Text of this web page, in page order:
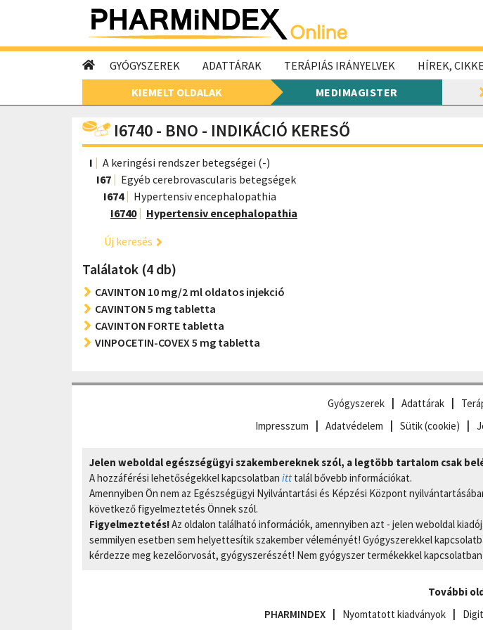
GYÓGYSZEREK ADATTÁRAK TERÁPIÁS IRÁNYELVEK HÍREK,
KIEMELT OLDALAK
MEDIMAGISTER
I6740 - BNO - INDIKÁCIÓ KERESŐ
I
A keringési rendszer betegségei (-)
I67
Egyéb cerebrovascularis betegségek
I674
Hypertensiv encephalopathia
I6740
Hypertensiv encephalopathia
Új keresés
Találatok (4 db)
CAVINTON 10 mg/2 ml oldatos injekció
CAVINTON 5 mg tabletta
CAVINTON FORTE tabletta
VINPOCETIN-COVEX 5 mg tabletta
Gyógyszerek Adattárak
Impresszum
Adatvédelem Sütik (cookie)
Jelen weboldal egészségügyi szakembereknek szól, a legtöbb tartalom csak
A hozzáférési lehetőségekkel kapcsolatban itt talál bővebb információkat.
Amennyiben Ön nem az Egészségügyi Nyilvántartási és Képzési Központ
következő figyelmeztetés Önnek szól.
Figyelmeztetés!Az oldalon található információk, amennyiben azt - jelen weboldal
semmilyen esetben sem helyettesítik szakember véleményét! Gyógyszerekkel
kérdezze meg kezelőorvosát, gyógyszerészét! Nem gyógyszer termékekkel
További
PHARMINDEX
Nyomtatott kiadványok